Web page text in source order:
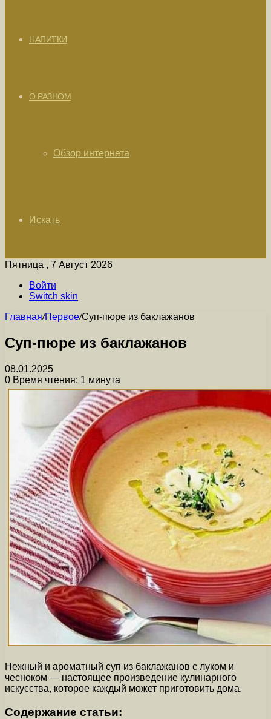
НАПИТКИ
О РАЗНОМ
Обзор интернета
Искать
Пятница , 7 Август 2026
Войти
Switch skin
Главная/Первое/Суп-пюре из баклажанов
Суп-пюре из баклажанов
08.01.2025
0 Время чтения: 1 минута
Нежный и ароматный суп из баклажанов с луком и
чесноком — настоящее произведение кулинарного
искусства, которое каждый может приготовить дома.
Содержание статьи: